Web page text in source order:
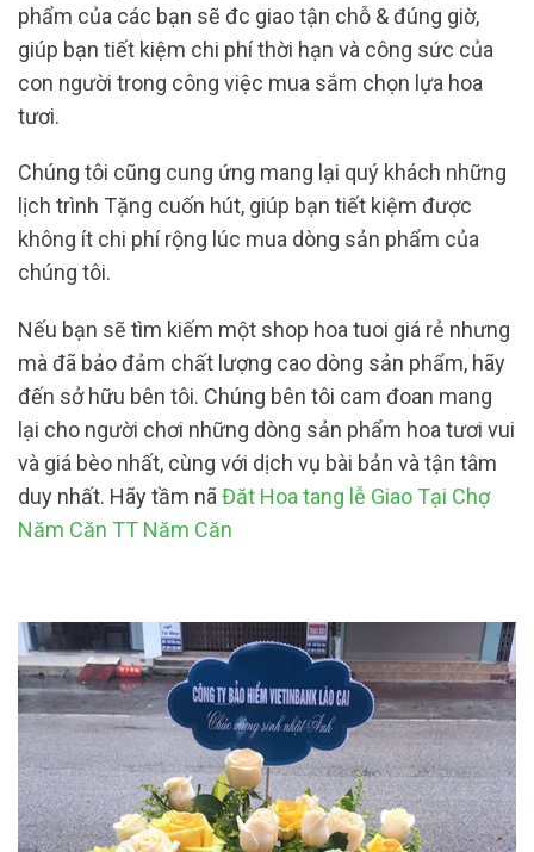
phẩm của các bạn sẽ đc giao tận chỗ & đúng giờ,
giúp bạn tiết kiệm chi phí thời hạn và công sức của
con người trong công việc mua sắm chọn lựa hoa
tươi.
Chúng tôi cũng cung ứng mang lại quý khách những
lịch trình Tặng cuốn hút, giúp bạn tiết kiệm được
không ít chi phí rộng lúc mua dòng sản phẩm của
chúng tôi.
Nếu bạn sẽ tìm kiếm một shop hoa tuoi giá rẻ nhưng
mà đã bảo đảm chất lượng cao dòng sản phẩm, hãy
đến sở hữu bên tôi. Chúng bên tôi cam đoan mang
lại cho người chơi những dòng sản phẩm hoa tươi vui
và giá bèo nhất, cùng với dịch vụ bài bản và tận tâm
duy nhất. Hãy tầm nã Đăt Hoa tang lễ Giao Tại Chợ
Năm Căn TT Năm Căn